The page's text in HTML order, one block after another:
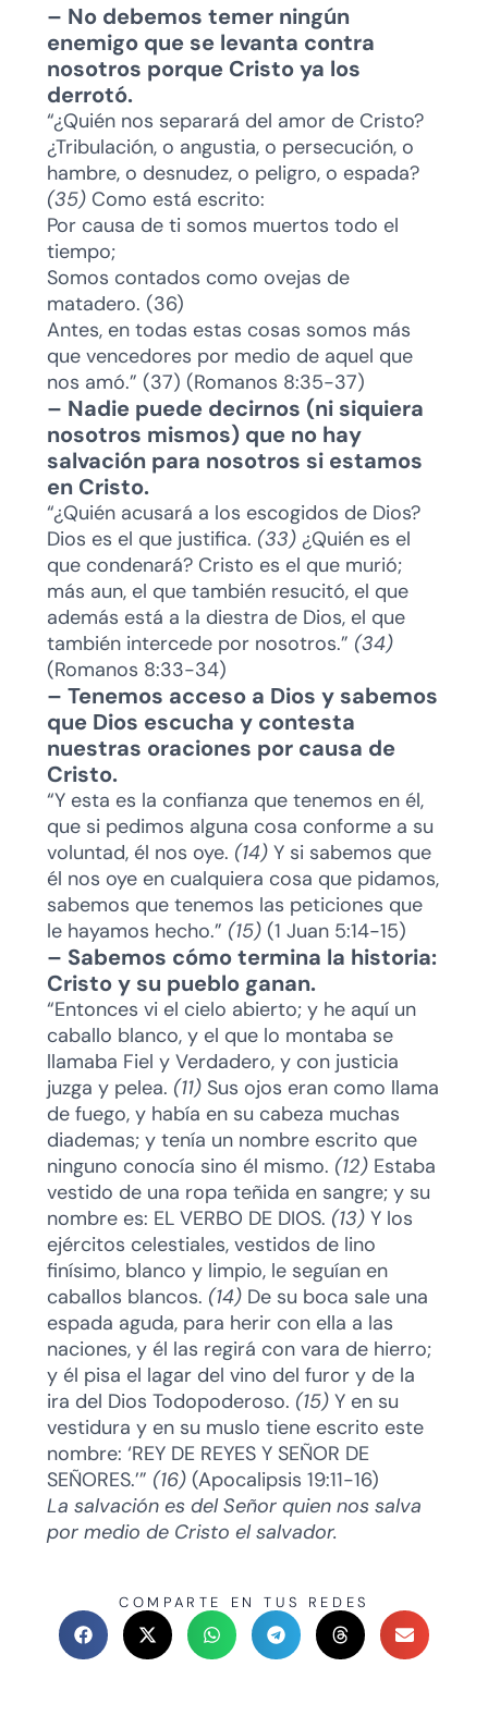
– No debemos temer ningún
enemigo que se levanta contra
nosotros porque Cristo ya los
derrotó.
“¿Quién nos separará del amor de Cristo?
¿Tribulación, o angustia, o persecución, o
hambre, o desnudez, o peligro, o espada?
(35)Como está escrito:
Por causa de ti somos muertos todo el
tiempo;
Somos contados como ovejas de
matadero. (36)
Antes, en todas estas cosas somos más
que vencedores por medio de aquel que
nos amó.” (37) (Romanos 8:35-37)
– Nadie puede decirnos (ni siquiera
nosotros mismos) que no hay
salvación para nosotros si estamos
en Cristo.
“¿Quién acusará a los escogidos de Dios?
Dios es el que justifica. (33)¿Quién es el
que condenará? Cristo es el que murió;
más aun, el que también resucitó, el que
además está a la diestra de Dios, el que
también intercede por nosotros.” (34)
(Romanos 8:33-34)
– Tenemos acceso a Dios y sabemos
que Dios escucha y contesta
nuestras oraciones por causa de
Cristo.
“Y esta es la confianza que tenemos en él,
que si pedimos alguna cosa conforme a su
voluntad, él nos oye. (14)Y si sabemos que
él nos oye en cualquiera cosa que pidamos,
sabemos que tenemos las peticiones que
le hayamos hecho.” (15) (1 Juan 5:14-15)
– Sabemos cómo termina la historia:
Cristo y su pueblo ganan.
“Entonces vi el cielo abierto; y he aquí un
caballo blanco, y el que lo montaba se
llamaba Fiel y Verdadero, y con justicia
juzga y pelea. (11)Sus ojos eran como llama
de fuego, y había en su cabeza muchas
diademas; y tenía un nombre escrito que
ninguno conocía sino él mismo. (12)Estaba
vestido de una ropa teñida en sangre; y su
nombre es: EL VERBO DE DIOS. (13)Y los
ejércitos celestiales, vestidos de lino
finísimo, blanco y limpio, le seguían en
caballos blancos. (14)De su boca sale una
espada aguda, para herir con ella a las
naciones, y él las regirá con vara de hierro;
y él pisa el lagar del vino del furor y de la
ira del Dios Todopoderoso. (15)Y en su
vestidura y en su muslo tiene escrito este
nombre: ‘REY DE REYES Y SEÑOR DE
SEÑORES.’” (16)(Apocalipsis 19:11-16)
La salvación es del Señor quien nos salva
por medio de Cristo el salvador.
COMPARTE EN TUS REDES